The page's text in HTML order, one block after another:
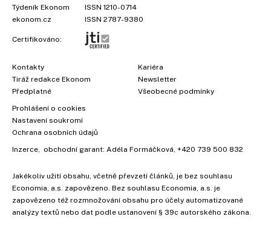
Týdeník Ekonom
ISSN 1210-0714
ekonom.cz
ISSN 2787-9380
Certifikováno:
Kontakty
Tiráž redakce Ekonom
Předplatné
Kariéra
Newsletter
Všeobecné podmínky
Prohlášení o cookies
Nastavení soukromí
Ochrana osobních údajů
Inzerce , obchodní garant: Adéla Formáčková +420 739 500 832
Jakékoliv užití obsahu, včetně převzetí článků, je bez souhlasu
Economia, a.s. zapovězeno. Bez souhlasu Economia, a.s. je
zapovězeno též rozmnožování obsahu pro účely automatizované
analýzy textů nebo dat podle ustanovení § 39c autorského zákona.